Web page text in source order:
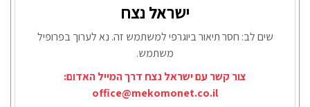
ישראל נצח
שים לב: חסר תיאור ביוגרפי למשתמש זה. נא לערוך בפרופיל
משתמש.
צור קשר עם ישראל נצח דרך המייל האדום:
office@mekomonet.co.il